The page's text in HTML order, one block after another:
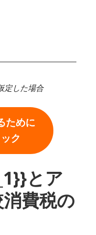
定した場合
ために
ク
とア
費税の